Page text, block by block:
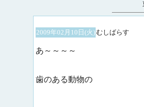
2009年02月10日(火)むしばらす
あ～～～～
歯のある動物の